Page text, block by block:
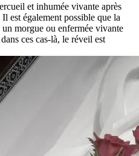
et inhumée vivante après
est également possible que la
morgue ou enfermée vivante
ces cas-là, le réveil est